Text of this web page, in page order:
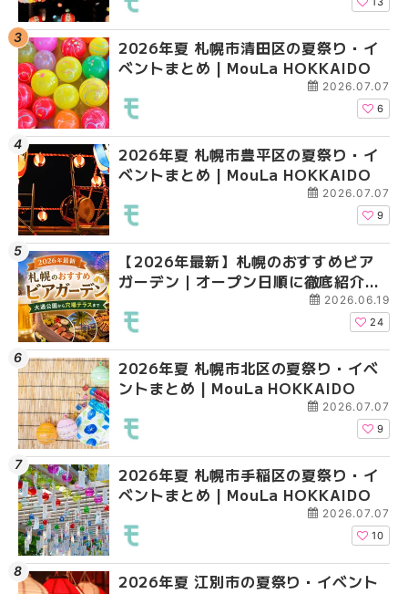
2026年夏 札幌市清田区の夏祭り・イ
ベントまとめ | MouLa HOKKAIDO
2026.07.07
6
2026年夏 札幌市豊平区の夏祭り・イ
ベントまとめ | MouLa HOKKAIDO
2026.07.07
9
【2026年最新】札幌のおすすめビア
ガーデン｜オープン日順に徹底紹介！
大通公園から穴場テラスまで | MouLa
HOKKAIDO
2026.06.19
24
2026年夏 札幌市北区の夏祭り・イベ
ントまとめ | MouLa HOKKAIDO
2026.07.07
9
2026年夏 札幌市手稲区の夏祭り・イ
ベントまとめ | MouLa HOKKAIDO
2026.07.07
10
2026年夏 江別市の夏祭り・イベント
2026年夏 札幌市白石
ベントまとめ |
2026年夏 札幌市手稲
ベントまとめ |
2026年夏 札幌市北区
ントまとめ | MouLa
2026年夏 札幌市清田
ベントまとめ |
2026年夏 札幌市豊平
ベントまとめ |
2026年夏 札幌市南区
2026年夏 札幌市白石
ベントまとめ |
2026年夏 札幌市西区
ントまとめ | MouLa
2026年夏 札幌市手稲
ベントまとめ |
2026年夏 札幌市清田
ベントまとめ |
札幌の麻辣湯（マーラ
め専門店6選！本場の
新店まで徹底比較 |
2026年夏 札幌市豊平